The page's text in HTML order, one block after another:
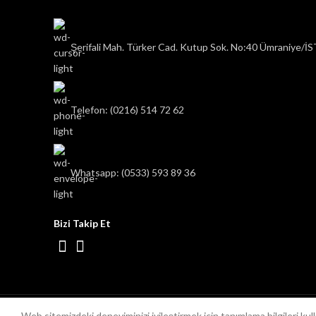
Şerifali Mah. Türker Cad. Kutup Sok. No:40 Ümraniye/
Telefon: (0216) 514 72 62
Whatsapp: (0533) 593 89 36
Bizi Takip Et